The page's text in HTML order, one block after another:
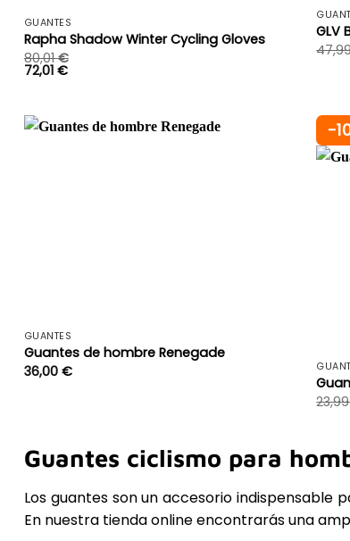
GUANTES
Rapha Shadow Winter Cycling Gloves
80,01€
72,01 €
GLV
GUANTES
Guantes de hombre Renegade
36,00 €
-
Guantes ciclismo para
Los guantes son un accesorio indispensable
En nuestra tienda online encontrarás una